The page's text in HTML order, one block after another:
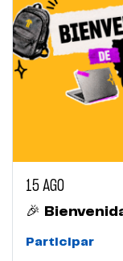
15 AGO
🎉
Participar